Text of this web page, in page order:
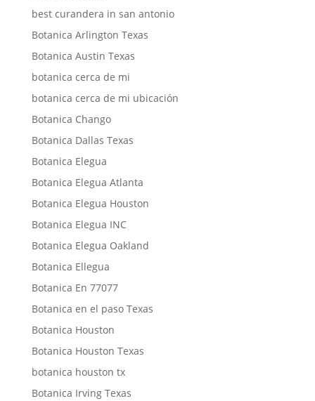
best curandera in san antonio
Botanica Arlington Texas
Botanica Austin Texas
botanica cerca de mi
botanica cerca de mi ubicación
Botanica Chango
Botanica Dallas Texas
Botanica Elegua
Botanica Elegua Atlanta
Botanica Elegua Houston
Botanica Elegua INC
Botanica Elegua Oakland
Botanica Ellegua
Botanica En 77077
Botanica en el paso Texas
Botanica Houston
Botanica Houston Texas
botanica houston tx
Botanica Irving Texas